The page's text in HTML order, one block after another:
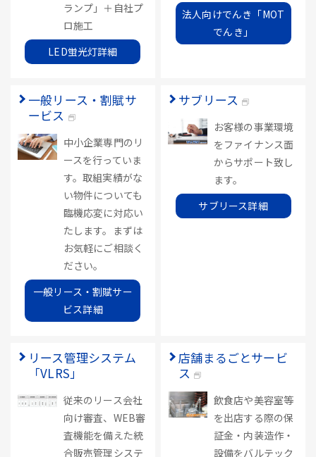
ランプ」＋自社プ
ロ施工
LED蛍光灯詳細
法人向けでんき「MOT
でんき」
一般リース・割賦サ
ービス
中小企業専門のリ
ースを行っていま
す。取組実績がな
い物件についても
臨機応変に対応い
たします。まずは
お気軽にご相談く
ださい。
一般リース・割賦サー
ビス詳細
サブリース
お客様の事業環境
をファイナンス面
からサポート致し
ます。
サブリース詳細
リース管理システム
「VLRS」
従来のリース会社
向け審査、WEB審
査機能を備えた統
合販売管理システ
店舗まるごとサービ
ス
飲食店や美容室等
を出店する際の保
証金・内装造作・
設備をバルテック